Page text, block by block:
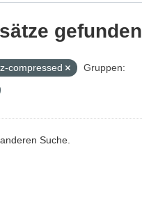
gefunden
compressed
Gruppen:
Suche.